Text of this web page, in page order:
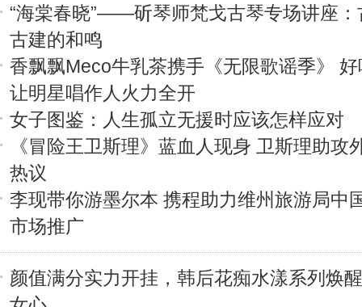
“海棠春晓”——斫琴师梵戈古琴专场讲座：
古建的和鸣
香飘飘Meco牛乳茶携手《无限歌谣季》
让明星唱作人火力全开
女子图鉴：人生孤立无援时应该怎样应对
《冒险王卫斯理》蓝血人现身 卫斯理助攻
热议
李现带你游墨尔本 携程助力维州旅游局中
市场推广
颜值满分实力开挂，韩后花痴水漾系列焕